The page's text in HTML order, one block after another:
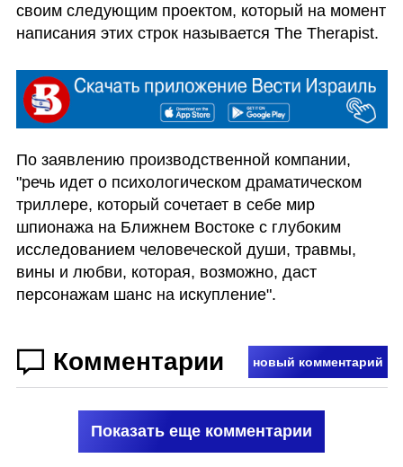
своим следующим проектом, который на момент
написания этих строк называется The Therapist.
По заявлению производственной компании,
"речь идет о психологическом драматическом
триллере, который сочетает в себе мир
шпионажа на Ближнем Востоке с глубоким
исследованием человеческой души, травмы,
вины и любви, которая, возможно, даст
персонажам шанс на искупление".
Комментарии новый комментарий
Показать еще комментарии